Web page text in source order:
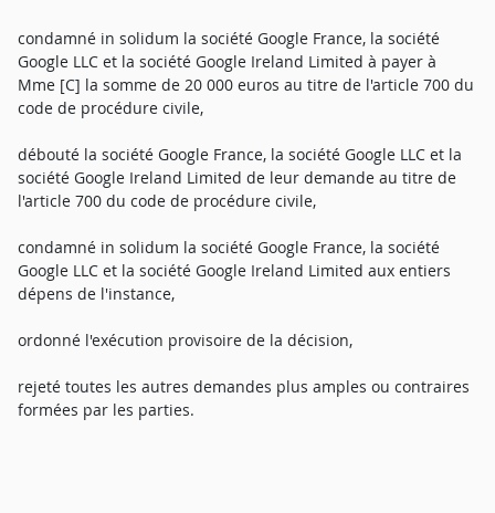
condamné in solidum la société Google France, la société
Google LLC et la société Google Ireland Limited à payer à
Mme [C] la somme de 20 000 euros au titre de l'article 700 du
code de procédure civile,
débouté la société Google France, la société Google LLC et la
société Google Ireland Limited de leur demande au titre de
l'article 700 du code de procédure civile,
condamné in solidum la société Google France, la société
Google LLC et la société Google Ireland Limited aux entiers
dépens de l'instance,
ordonné l'exécution provisoire de la décision,
rejeté toutes les autres demandes plus amples ou contraires
formées par les parties.